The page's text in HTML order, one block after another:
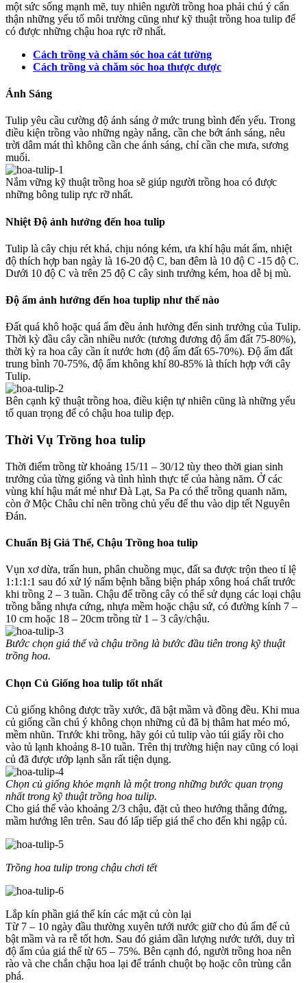
một sức sống mạnh mẽ, tuy nhiên người trồng hoa phải chú ý cẩn
thận những yếu tố môi trường cũng như kỹ thuật trồng hoa tulip để
có được những chậu hoa rực rỡ nhất.
Cách trồng và chăm sóc hoa cát tường
Cách trồng và chăm sóc hoa thược dược
Ánh Sáng
Tulip yêu cầu cường độ ánh sáng ở mức trung bình đến yếu. Trong
điều kiện trồng vào những ngày nắng, cần che bớt ánh sáng, nêu
trời dâm mát thì không cần che ánh sáng, chỉ cần che mưa, sương
muối.
Nắm vững kỹ thuật trồng hoa sẽ giúp người trồng hoa có được
những bông tulip rực rỡ nhất.
Nhiệt Độ ảnh hưởng đến hoa tulip
Tulip là cây chịu rét khá, chịu nóng kém, ưa khí hậu mát ẩm, nhiệt
độ thích hợp ban ngày là 16-20 độ C, ban đêm là 10 độ C -15 độ C.
Dưới 10 độ C và trên 25 độ C cây sinh trưởng kém, hoa dễ bị mù.
Độ ẩm ảnh hướng đến hoa tuplip như thế nào
Đất quá khô hoặc quá ẩm đều ảnh hưởng đến sinh trưởng của Tulip.
Thời kỳ đầu cây cần nhiều nước (tương đương độ ẩm đất 75-80%),
thời kỳ ra hoa cây cần ít nước hơn (độ ẩm đất 65-70%). Độ ẩm đất
trung bình 70-75%, độ ẩm không khí 80-85% là thích hợp với cây
Tulip.
Bên cạnh kỹ thuật trồng hoa, điều kiện tự nhiên cũng là những yếu
tố quan trọng để có chậu hoa tulip đẹp.
Thời Vụ Trồng hoa tulip
Thời điểm trồng từ khoảng 15/11 – 30/12 tùy theo thời gian sinh
trưởng của từng giống và tình hình thực tế của hàng năm. Ở các
vùng khí hậu mát mẻ như Đà Lạt, Sa Pa có thể trồng quanh năm,
còn ở Mộc Châu chỉ nên trồng chủ yếu để thu vào dịp tết Nguyên
Đán.
Chuẩn Bị Giá Thể, Chậu Trồng hoa tulip
Vụn xơ dừa, trấn hun, phân chuồng mục, đất sa được trộn theo tỉ lệ
1:1:1:1 sau đó xử lý nấm bệnh bằng biện pháp xông hoá chất trước
khi trồng 2 – 3 tuần. Chậu để trồng cây có thể sử dụng các loại chậu
trồng bằng nhựa cứng, nhựa mềm hoặc chậu sứ, có đường kính 7 –
10 cm hoặc 18 – 20cm trồng từ 1 – 3 cây/chậu.
Bước chọn giá thể và chậu trồng là bước đầu tiên trong kỹ thuật
trồng hoa.
Chọn Củ Giống hoa tulip tốt nhất
Củ giống không được trầy xước, đã bật mầm và đồng đều. Khi mua
củ giống cần chú ý không chọn những củ đã bị thâm hat méo mó,
mềm nhũn. Trước khi trồng, hãy gói củ tulip vào túi giấy rồi cho
vào tủ lạnh khoảng 8-10 tuần. Trên thị trường hiện nay cũng có loại
củ đã được ướp lạnh sẵn rất tiện dụng.
Chọn củ giống khỏe mạnh là một trong những bước quan trọng
nhất trong kỹ thuật trồng hoa tulip.
Cho giá thể vào khoảng 2/3 chậu, đặt củ theo hướng thẳng đứng,
mầm hướng lên trên. Sau đó lấp tiếp giá thể cho đến khi ngập củ.
Trồng hoa tulip trong chậu chơi tết
Lắp kín phần giá thể kín các mặt củ còn lại
Từ 7 – 10 ngày đầu thường xuyên tưới nước giữ cho đủ ẩm để củ
bật mầm và ra rễ tốt hơn. Sau đó giảm dần lượng nước tưới, duy trì
độ ẩm của giá thể từ 65 – 75%. Bên cạnh đó, người trồng hoa nên
rào và che chắn chậu hoa lại để tránh chuột bọ hoặc côn trùng cắn
phá.